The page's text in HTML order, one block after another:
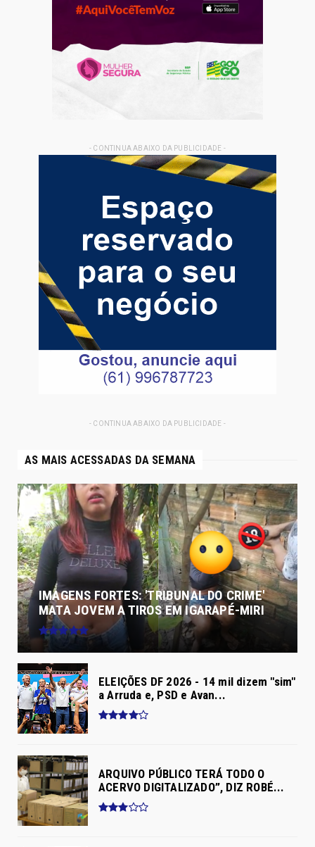
- CONTINUA ABAIXO DA PUBLICIDADE -
- CONTINUA ABAIXO DA PUBLICIDADE -
AS MAIS ACESSADAS DA SEMANA
IMAGENS FORTES: 'TRIBUNAL DO CRIME'
MATA JOVEM A TIROS EM IGARAPÉ-MIRI
ELEIÇÕES DF 2026 - 14 mil dizem "sim"
a Arruda e, PSD e Avan...
ARQUIVO PÚBLICO TERÁ TODO O
ACERVO DIGITALIZADO”, DIZ ROBÉ...